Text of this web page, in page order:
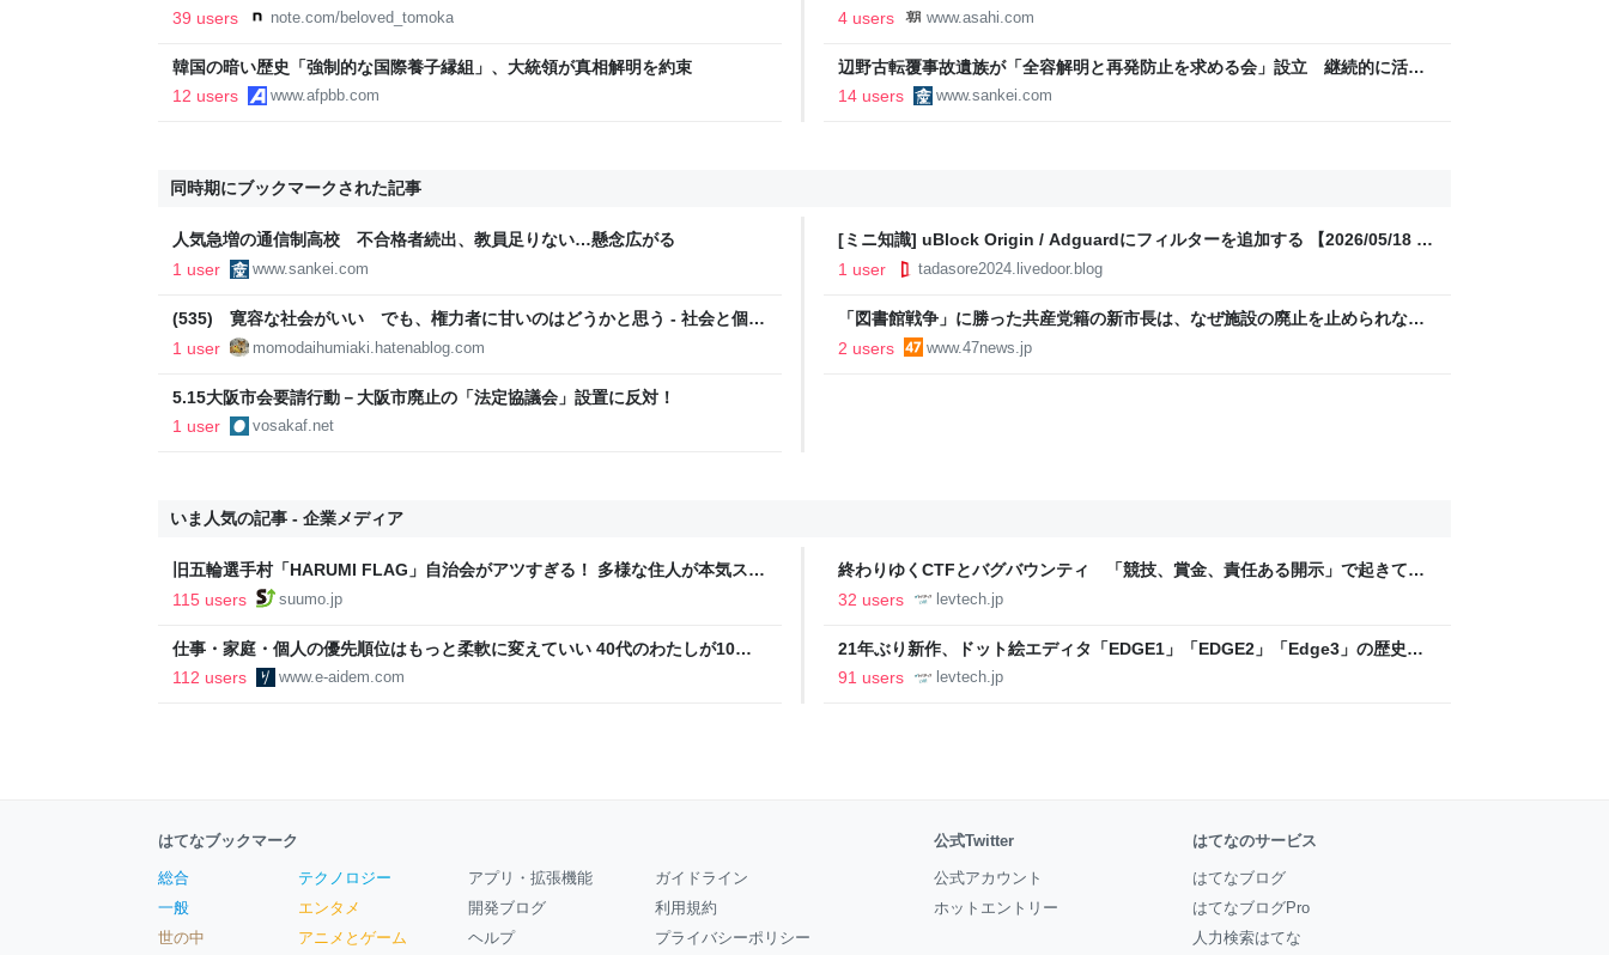
事故遺族メモ
39 users note.com/beloved_tomoka
4 users
www.asahi.com
韓国の暗い歴史「強制的な国際養子縁組」、大統領が真相解明を約束
12 users
www.afpbb.com
辺野古転覆事故遺族が「全容解明と再発防止を求める会」設立 継続的に活動
するためと説明
14 users www.sankei.com
同時期にブックマークされた記事
人気急増の通信制高校 不合格者続出、教員足りない…懸念広がる
1 user
www.sankei.com
[ミニ知識] uBlock Origin / Adguardにフィルターを追加する 【2026/05/18 更
新】 : Android始めました
1 user tadasore2024.livedoor.blog
(535) 寛容な社会がいい でも、権力者に甘いのはどうかと思う - 社会と個
人 どう向きあうの
1 user momodaihumiaki.hatenablog.com
「図書館戦争」に勝った共産党籍の新市長は、なぜ施設の廃止を止められなか
ったのか 市民の怒りで当選したのに、直後に「公約違反」となったその訳は
2 users www.47news.jp
5.15大阪市会要請行動－大阪市廃止の「法定協議会」設置に反対！
1 user
vosakaf.net
いま人気の記事 - 企業メディア
旧五輪選手村「HARUMI FLAG」自治会がアツすぎる！ 多様な住人が本気スキ
ルで挑む、盆踊り2万人集客や交通改善など“街の価値向上”戦略 東京・中央
115 users suumo.jp
終わりゆくCTFとバグバウンティ 「競技、賞金、責任ある開示」で起きてい
ること【フォーカス】 - レバテックLAB
32 users levtech.jp
仕事・家庭・個人の優先順位はもっと柔軟に変えていい 40代のわたしが10年
後の自分に伝えたいこと - りっすん by イーアイデム
112 users www.e-aidem.com
21年ぶり新作、ドット絵エディタ「EDGE1」「EDGE2」「Edge3」の歴史に
ついて作者に聞く【フォーカス】 - レバテックLAB
91 users levtech.jp
はてなブックマーク
総合
一般
世の中
テクノロジー
エンタメ
アニメとゲーム
アプリ・拡張機能
開発ブログ
ヘルプ
ガイドライン
利用規約
プライバシーポリシー
公式Twitter
公式アカウント
ホットエントリー
はてなのサービス
はてなブログ
はてなブログPro
人力検索はてな